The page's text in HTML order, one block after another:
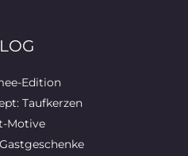
Edition
Taufkerzen
Motive